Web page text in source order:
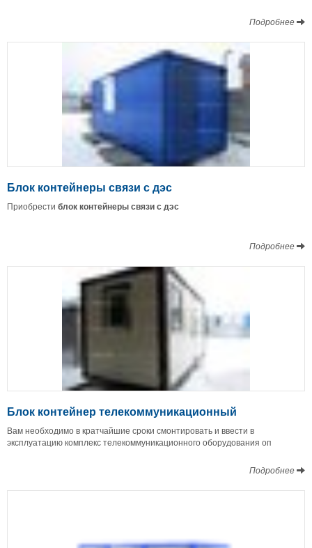
Подробнее
Блок контейнеры связи с дэс
Приобрести блокконтейнерысвязисдэс
Подробнее
Блок контейнер телекоммуникационный
Вам необходимо в кратчайшие сроки смонтировать и ввести в
эксплуатацию комплекс телекоммуникационного оборудования оп
Подробнее